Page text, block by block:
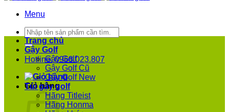
Menu
Tìm
kiếm:
Hotline: 0968.023.807
Giỏ hàng
Trang chủ
Gậy Golf
Gậy Golf
Gậy Golf Cũ
Gậy Golf New
Túi gậy golf
Hãng Titleist
Hãng Honma